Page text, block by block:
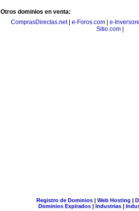
Otros dominios en venta:
ComprasDirectas.net| e-Foros.com
e-
Sitio.com
Registro de Dominios| Web Hosting |
Dominios Expirados | Industrias |